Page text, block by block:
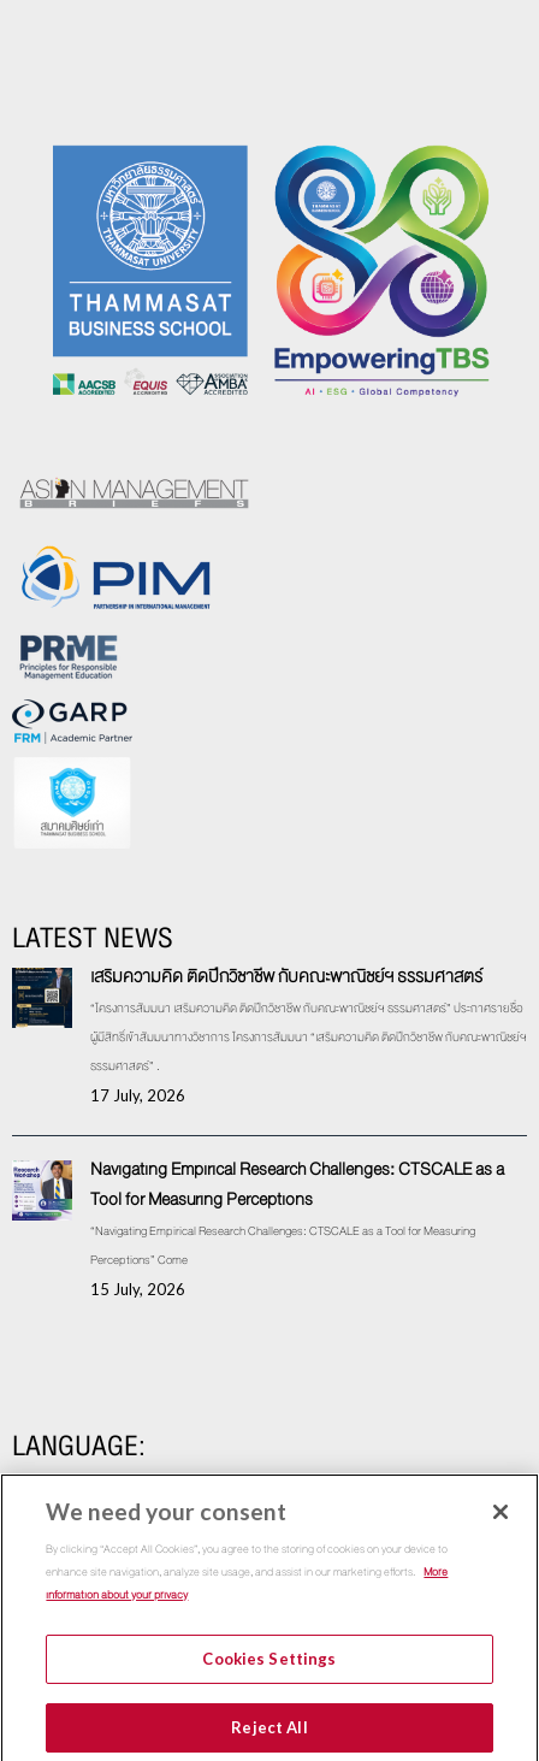
LATEST NEWS
เสริมความคิด ติดปีกวิชาชีพ กับคณะพาณิชย์ฯ ธรรมศาสตร์
“โครงการสัมมนา เสริมความคิด ติดปีกวิชาชีพ กับคณะพาณิชย์ฯ ธรรมศาสตร์” ประกาศรายชื่อ
ผู้มีสิทธิ์เข้าสัมมนาทางวิชาการ โครงการสัมมนา “เสริมความคิด ติดปีกวิชาชีพ กับคณะพาณิชย์ฯ
ธรรมศาสตร์” .
17 July, 2026
Navigating Empirical Research Challenges: CTSCALE as a
Tool for Measuring Perceptions
“Navigating Empirical Research Challenges: CTSCALE as a Tool for Measuring
Perceptions” Come
15 July, 2026
LANGUAGE:
Copyright 2015Thammasat Business School | All Rights
Reserved
We need your consent
By clicking “Accept All Cookies”, you agree to the storing of cookies on your device to
enhance site navigation, analyze site usage, and assist in our marketing efforts. More
information about your privacy
Cookies Settings
Reject All